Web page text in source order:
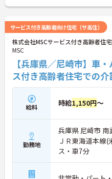
サービス付き高齢者向け住宅（サ高住）
株式会社MSCサービス付き高齢者住
MSC
【兵庫県／尼崎市】車
ス付き高齢者住宅での
給料 時給1,150円～
勤務地
兵庫県 尼崎市
ＪＲ東海道本線
ス・車7分